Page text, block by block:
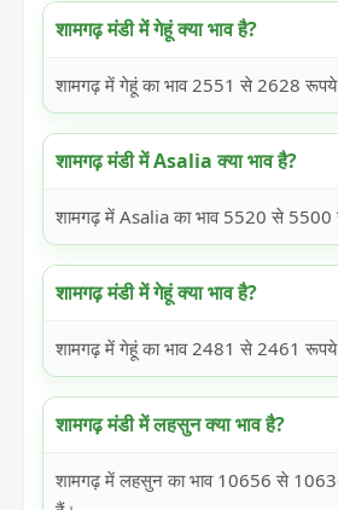
शामगढ़ मंडी में गेहूं क्या भाव है?
शामगढ़ में गेहूं का भाव 2551 से 2628
शामगढ़ मंडी में Asalia क्या भाव है?
शामगढ़ में Asalia का भाव 5520 से 5500
शामगढ़ मंडी में गेहूं क्या भाव है?
शामगढ़ में गेहूं का भाव 2481 से 2461
शामगढ़ मंडी में लहसुन क्या भाव है?
शामगढ़ में लहसुन का भाव 10656 से